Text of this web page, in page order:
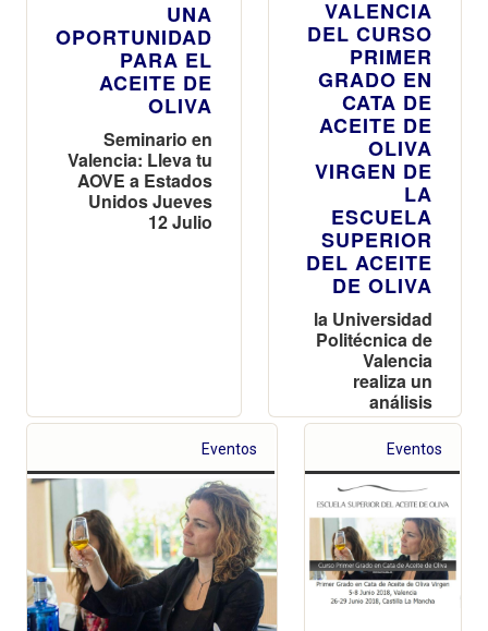
UNA
OPORTUNIDAD
PARA EL
ACEITE DE
OLIVA
Seminario en
Valencia: Lleva tu
AOVE a Estados
Unidos Jueves
12 Julio
VALENCIA
DEL CURSO
PRIMER
GRADO EN
CATA DE
ACEITE DE
OLIVA
VIRGEN DE
LA
ESCUELA
SUPERIOR
DEL ACEITE
DE OLIVA
la Universidad
Politécnica de
Valencia
realiza un
análisis
sensorial del
aceite de Oliva
Eventos Eventos